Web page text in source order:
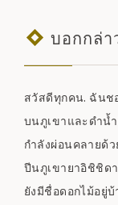
บอกกล่า
สวัสดีทุกคน. ฉันช
บนภูเขาและดำน้
กำลังผ่อนคลายด้
ปีนภูเขายาอิชิชิด
ยังมีชื่อดอกไม้อยู่